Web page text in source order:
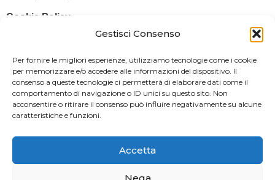
Gestisci Consenso
Per fornire le migliori esperienze, utilizziamo tecnologie come i cookie
per memorizzare e/o accedere alle informazioni del dispositivo. Il
consenso a queste tecnologie ci permetterà di elaborare dati come il
comportamento di navigazione o ID unici su questo sito. Non
acconsentire o ritirare il consenso può influire negativamente su alcune
caratteristiche e funzioni.
Accetta
Nega
Cookie Policy
Legale: Via Silvio Pellico, 43 97015 MODICA (RG) – P. IVA: IT
01470350883
Powered ByIl Brandificio
Registro nazionale degli aiuti di Stato di cui all’art. 52 della L. 234/2012